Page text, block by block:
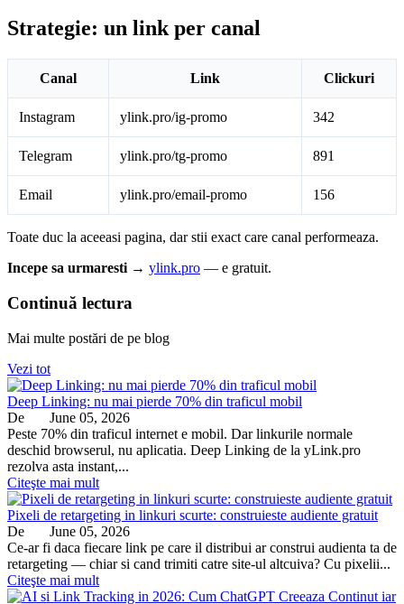
Strategie: un link per canal
Canal Link Clickuri
Instagram ylink.pro/ig-promo 342
Telegram ylink.pro/tg-promo 891
Email ylink.pro/email-promo 156
Toate duc la aceeasi pagina, dar stii exact care canal performeaza.
Incepe sa urmaresti → ylink.pro — e gratuit.
Continuă lectura
Mai multe postări de pe blog
Vezi tot
Deep Linking: nu mai pierde 70% din traficul mobil
De
June 05, 2026
Peste 70% din traficul internet e mobil. Dar linkurile normale
deschid browserul, nu aplicatia. Deep Linking de la yLink.pro
rezolva asta instant,...
Citeşte mai mult
Pixeli de retargeting in linkuri scurte: construieste audiente gratuit
De
June 05, 2026
Ce-ar fi daca fiecare link pe care il distribui ar construi audienta ta de
retargeting — chiar si cand trimiti catre site-ul altcuiva? Cu pixelii...
Citeşte mai mult